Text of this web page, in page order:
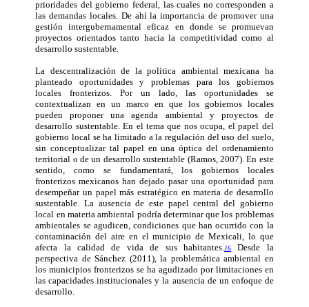
prioridades del gobierno federal, las cuales no corresponden a
las demandas locales. De ahí la importancia de promover una
gestión intergubernamental eficaz en donde se promuevan
proyectos orientados tanto hacia la competitividad como al
desarrollo sustentable.
La descentralización de la política ambiental mexicana ha
planteado oportunidades y problemas para los gobiernos
locales fronterizos. Por un lado, las oportunidades se
contextualizan en un marco en que los gobiernos locales
pueden proponer una agenda ambiental y proyectos de
desarrollo sustentable. En el tema que nos ocupa, el papel del
gobierno local se ha limitado a la regulación del uso del suelo,
sin conceptualizar tal papel en una óptica del ordenamiento
territorial o de un desarrollo sustentable (Ramos, 2007). En este
sentido, como se fundamentará, los gobiernos locales
fronterizos mexicanos han dejado pasar una oportunidad para
de­sempeñar un papel más estratégico en materia de desarrollo
sustentable. La ausencia de este papel central del gobierno
local en materia ambiental podría determinar que los problemas
ambientales se agudicen, condiciones que han ocurrido con la
contaminación del aire en el municipio de Mexicali, lo que
afecta la calidad de vida de sus habitantes. 16
Desde la
perspectiva de Sánchez (2011), la problemática ambiental en
los municipios fronterizos se ha agudizado por limitaciones en
las capacidades institucionales y la ausencia de un enfoque de
desarrollo.